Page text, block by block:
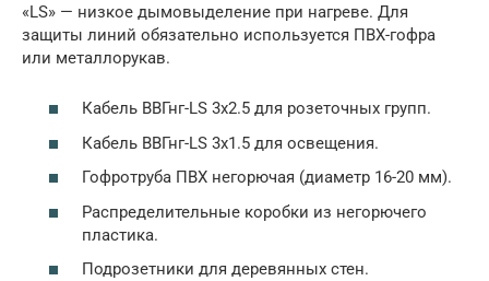
«LS» — низкое дымовыделение при нагреве. Для
защиты линий обязательно используется ПВХ-гофра
или металлорукав.
Кабель ВВГнг-LS 3х2.5 для розеточных групп.
Кабель ВВГнг-LS 3х1.5 для освещения.
Гофротруба ПВХ негорючая (диаметр 16-20 мм).
Распределительные коробки из негорючего
пластика.
Подрозетники для деревянных стен.